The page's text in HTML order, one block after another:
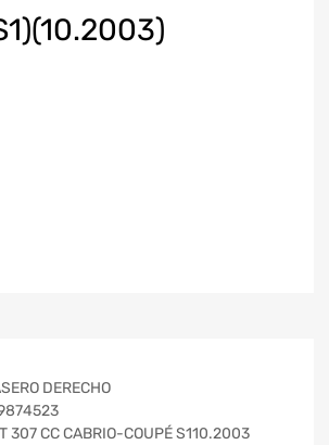
DERECHO
307 CC CABRIO-COUPÉ S110.2003